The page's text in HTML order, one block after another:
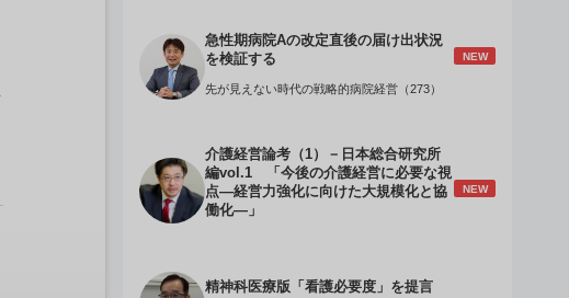
急性期病院Aの改定直後の届け出状況
を検証する
NEW
先が見えない時代の戦略的病院経営（273）
介護経営論考（1）－日本総合研究所
編vol.1 「今後の介護経営に必要な視
点―経営力強化に向けた大規模化と協
働化―」
NEW
精神科医療版「看護必要度」を提言